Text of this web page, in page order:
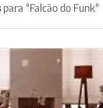
para "Falcão do Funk"